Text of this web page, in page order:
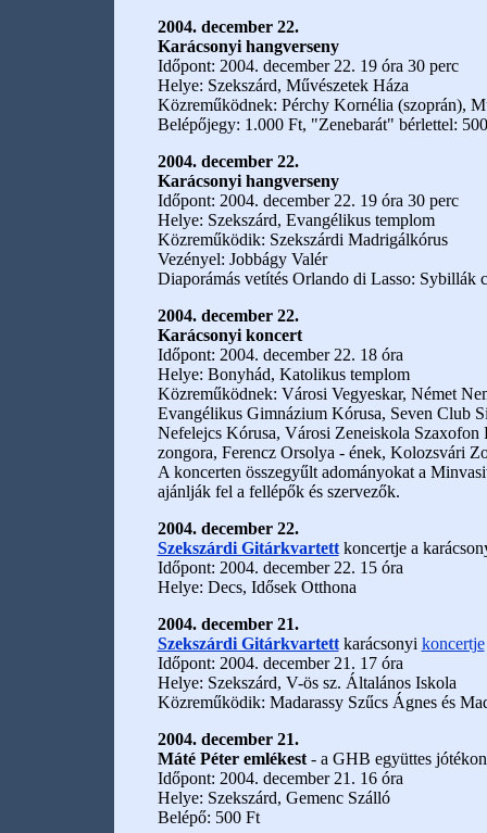
2004. december 22.
Karácsonyi hangverseny
Időpont: 2004. december 22. 19 óra 30 perc
Helye: Szekszárd, Művészetek Háza
Közreműködnek: Pérchy Kornélia (szoprán),
Belépőjegy: 1.000 Ft, "Zenebarát" bérlettel:
2004. december 22.
Karácsonyi hangverseny
Időpont: 2004. december 22. 19 óra 30 perc
Helye: Szekszárd, Evangélikus templom
Közreműködik: Szekszárdi Madrigálkórus
Vezényel: Jobbágy Valér
Diaporámás vetítés Orlando di Lasso: Sybillák
2004. december 22.
Karácsonyi koncert
Időpont: 2004. december 22. 18 óra
Helye: Bonyhád, Katolikus templom
Közreműködnek: Városi Vegyeskar, Német
Evangélikus Gimnázium Kórusa, Seven Club
Nefelejcs Kórusa, Városi Zeneiskola
zongora, Ferencz Orsolya - ének, Kolozsvári
A koncerten összegyűlt adományokat a
ajánlják fel a fellépők és szervezők.
2004. december 22.
Szekszárdi Gitárkvartettkoncertje a
Időpont: 2004. december 22. 15 óra
Helye: Decs, Idősek Otthona
2004. december 21.
Szekszárdi Gitárkvartettkarácsonyi koncertje
Időpont: 2004. december 21. 17 óra
Helye: Szekszárd, V-ös sz. Általános Iskola
Közreműködik: Madarassy Szűcs Ágnes és
2004. december 21.
Máté Péter emlékest - a GHB együttes
Időpont: 2004. december 21. 16 óra
Helye: Szekszárd, Gemenc Szálló
Belépő: 500 Ft